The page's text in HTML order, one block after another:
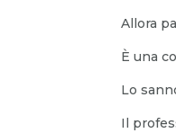
Allora
È una
Lo
Il